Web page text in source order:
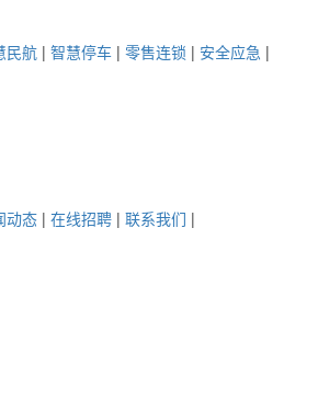
民航 | 智慧停车 | 零售连锁 | 安全应急 |
动态 | 在线招聘 | 联系我们 |